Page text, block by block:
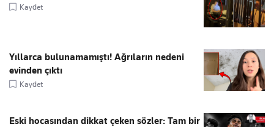
Kaydet
Yıllarca bulunamamıştı! Ağrıların nedeni
evinden çıktı
Kaydet
Eski hocasından dikkat çeken sözler: Tam bir